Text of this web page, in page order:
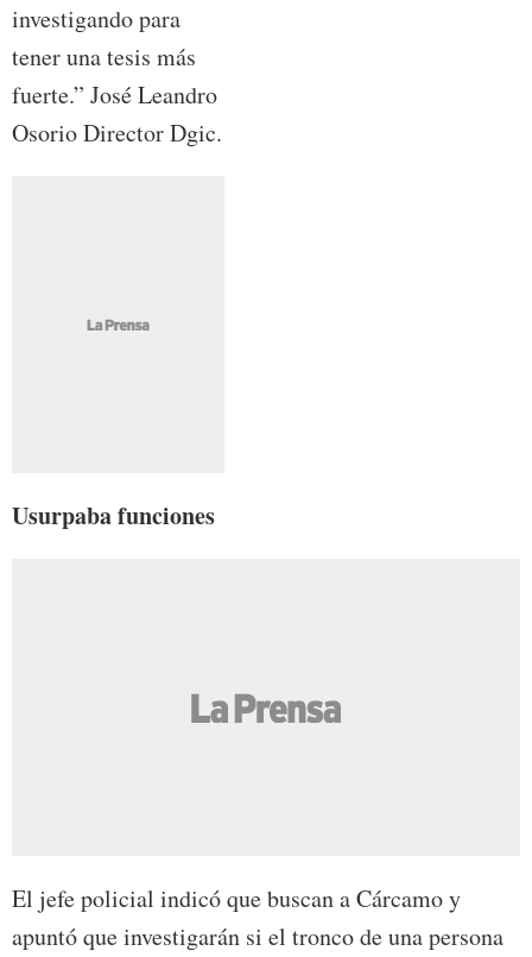
investigando para
tener una tesis más
fuerte.” José Leandro
Osorio Director Dgic.
Usurpaba funciones
El jefe policial indicó que buscan a Cárcamo y
apuntó que investigarán si el tronco de una persona